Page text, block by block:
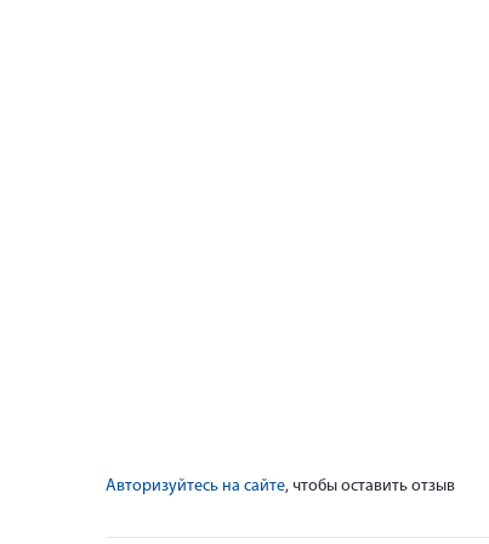
Авторизуйтесь на сайте, чтобы оставить отзыв